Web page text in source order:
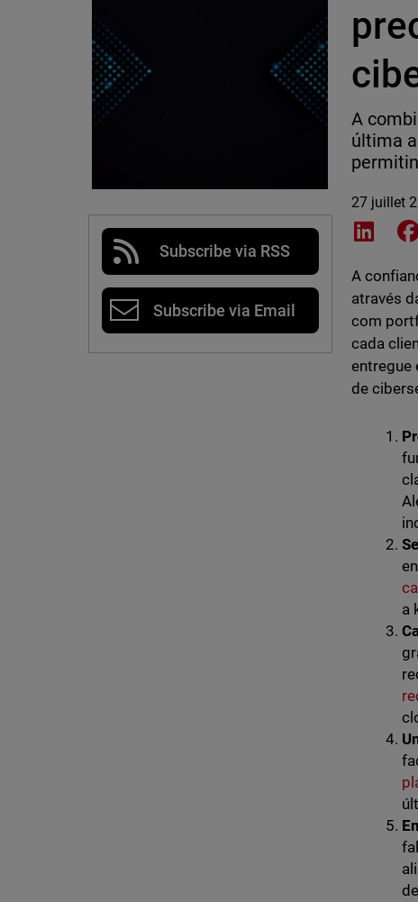
Subscribe via RSS
Subscribe via Email
A
última
27 juillet
A
através
com
cada
entregue
de
a